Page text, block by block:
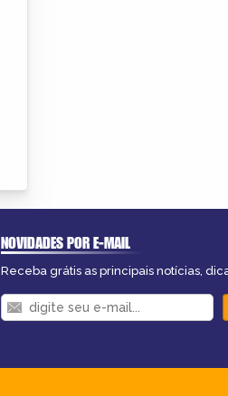
NOVIDADES POR E-MAIL
Receba grátis as principais notícias,